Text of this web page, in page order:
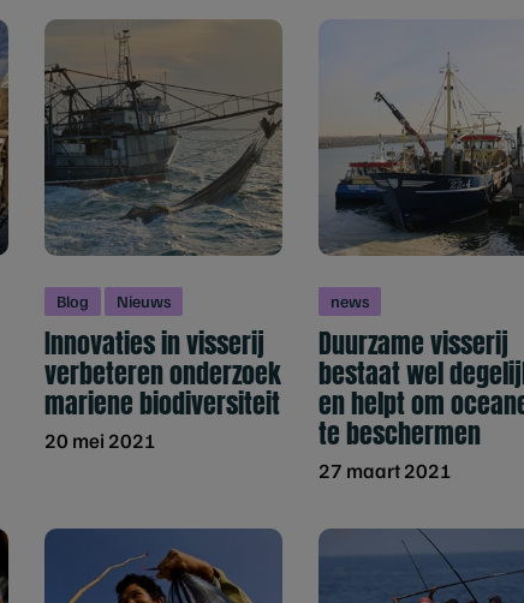
Blog Nieuws
Innovaties in visserij
verbeteren onderzoek
mariene biodiversiteit
20 mei 2021
news
Duurzame visserij
bestaat wel
en helpt om
te beschermen
27 maart 2021